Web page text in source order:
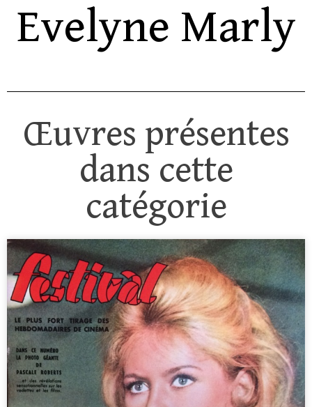
Evelyne Marly
Œuvres présentes
dans cette
catégorie